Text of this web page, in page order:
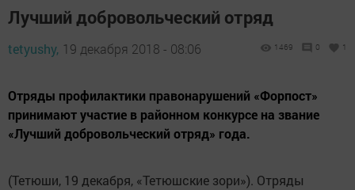
Лучший добровольческий отряд
tetyushy, 19 декабря 2018 - 08:06 1469 0 1
Отряды профилактики правонарушений «Форпост»
принимают участие в районном конкурсе на звание
«Лучший добровольческий отряд» года.
(Тетюши, 19 декабря, «Тетюшские зори»). Отряды